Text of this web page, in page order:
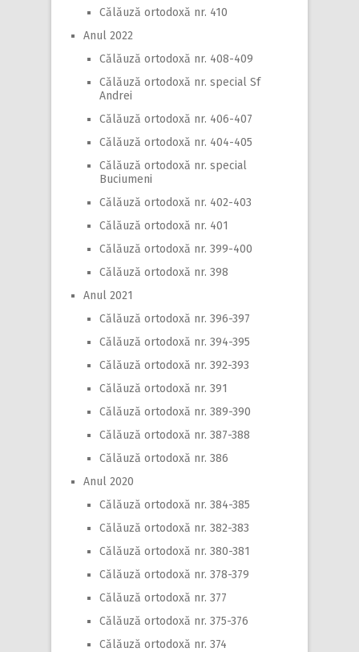
Călăuză ortodoxă nr. 410
Anul 2022
Călăuză ortodoxă nr. 408-409
Călăuză ortodoxă nr. special Sf
Andrei
Călăuză ortodoxă nr. 406-407
Călăuză ortodoxă nr. 404-405
Călăuză ortodoxă nr. special
Buciumeni
Călăuză ortodoxă nr. 402-403
Călăuză ortodoxă nr. 401
Călăuză ortodoxă nr. 399-400
Călăuză ortodoxă nr. 398
Anul 2021
Călăuză ortodoxă nr. 396-397
Călăuză ortodoxă nr. 394-395
Călăuză ortodoxă nr. 392-393
Călăuză ortodoxă nr. 391
Călăuză ortodoxă nr. 389-390
Călăuză ortodoxă nr. 387-388
Călăuză ortodoxă nr. 386
Anul 2020
Călăuză ortodoxă nr. 384-385
Călăuză ortodoxă nr. 382-383
Călăuză ortodoxă nr. 380-381
Călăuză ortodoxă nr. 378-379
Călăuză ortodoxă nr. 377
Călăuză ortodoxă nr. 375-376
Călăuză ortodoxă nr. 374